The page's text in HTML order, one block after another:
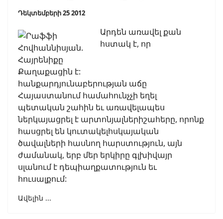
Դեկտեմբերի 25 2012
Արդեն առավել քան
հստակ է, որ
հանքարդյունաբերության աճը
Հայաստանում համահունչչի եղել
պետական շահին եւ առավելապես
ներկայացրել է արտոնյալներիշահերը, որոնք
հասցրել են կուտակելհսկայական
ծավալների հասնող հարստություն, այն
ժամանակ, երբ մեր երկիրը գլխիվայր
սլանում է դեպիաղքատություն եւ
հուսալքում:
Ավելին ...